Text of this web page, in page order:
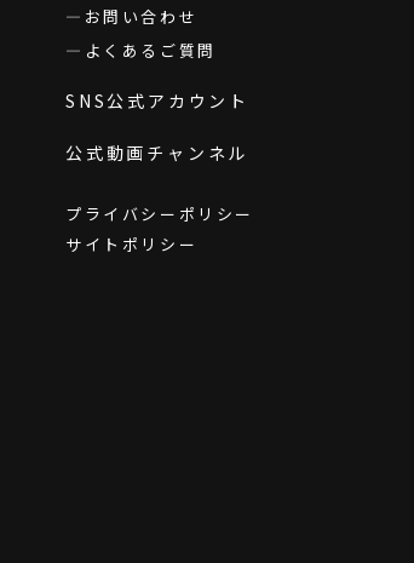
お問い合わせ
よくあるご質問
SNS公式アカウント
公式動画チャンネル
プライバシーポリシー
サイトポリシー